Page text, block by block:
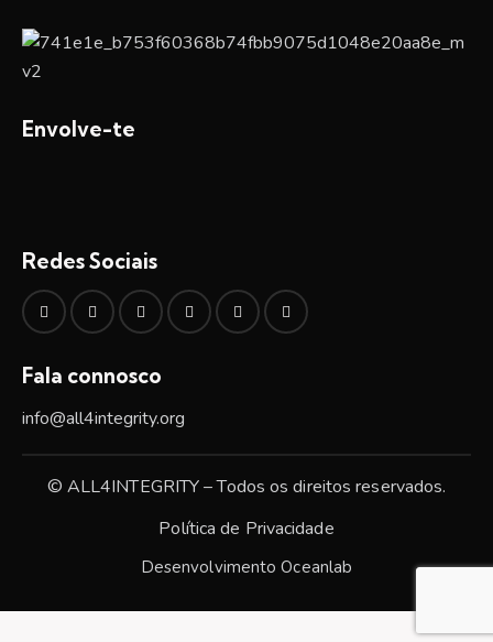
Envolve-te
Redes Sociais
Fala connosco
info@all4integrity.org
© ALL4INTEGRITY – Todos os direitos reservados.
Política de Privacidade
DesenvolvimentoOceanlab